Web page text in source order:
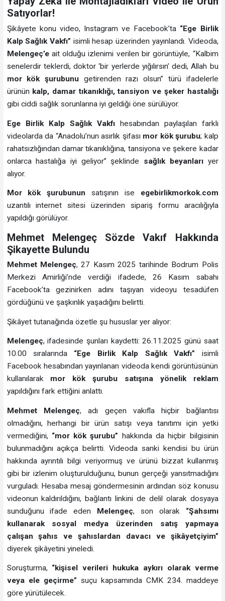
Satıyorlar!
Şikâyete konu video, Instagram ve Facebook’ta “Ege Birlik
Kalp Sağlık Vakfı” isimli hesap üzerinden yayınlandı. Videoda,
Melengeç’eait olduğu izlenimi verilen bir görüntüyle, “Kalbim
senelerdir teklerdi, doktor ‘bir yerlerde yığılırsın’ dedi, Allah bu
mor kök şurubunugetirenden razı olsun” türü ifadelerle
ürünün kalp, damar tıkanıklığı, tansiyon ve şeker hastalığı
gibi ciddi sağlık sorunlarına iyi geldiği öne sürülüyor.
Ege Birlik Kalp Sağlık Vakfıhesabından paylaşılan farklı
videolarda da “Anadolu’nun asırlık şifası mor kök şurubu; kalp
rahatsızlığından damar tıkanıklığına, tansiyona ve şekere kadar
onlarca hastalığa iyi geliyor” şeklinde sağlık beyanlarıyer
alıyor.
Mor kök şurubunun satışının ise egebirlikmorkok.com
uzantılı internet sitesi üzerinden sipariş formu aracılığıyla
yapıldığı görülüyor.
Mehmet Melengeç Sözde Vakıf Hakkında
Şikayette Bulundu
Mehmet Melengeç, 27 Kasım 2025 tarihinde Bodrum Polis
Merkezi Amirliği’nde verdiği ifadede, 26 Kasım sabahı
Facebook’ta gezinirken adını taşıyan videoyu tesadüfen
gördüğünü ve şaşkınlık yaşadığını belirtti.
Şikâyet tutanağında özetle şu hususlar yer alıyor:
Melengeç, ifadesinde şunları kaydetti: 26.11.2025 günü saat
10.00 sıralarında “Ege Birlik Kalp Sağlık Vakfı” isimli
Facebook hesabından yayınlanan videoda kendi görüntüsünün
kullanılarak mor kök şurubu satışına yönelik reklam
yapıldığını fark ettiğini anlattı.
Mehmet Melengeç, adı geçen vakıfla hiçbir bağlantısı
olmadığını, herhangi bir ürün satışı veya tanıtımı için yetki
vermediğini, “mor kök şurubu” hakkında da hiçbir bilgisinin
bulunmadığını açıkça belirtti. Videoda sanki kendisi bu ürün
hakkında ayrıntılı bilgi veriyormuş ve ürünü bizzat kullanmış
gibi bir izlenim oluşturulduğunu, bunun gerçeği yansıtmadığını
vurguladı. Hesaba mesaj göndermesinin ardından söz konusu
videonun kaldırıldığını, bağlantı linkini de delil olarak dosyaya
sunduğunu ifade eden Melengeç, son olarak “Şahsımı
kullanarak sosyal medya üzerinden satış yapmaya
çalışan şahıs ve şahıslardan davacı ve şikâyetçiyim”
diyerek şikâyetini yineledi.
Soruşturma, “kişisel verileri hukuka aykırı olarak verme
veya ele geçirme” suçu kapsamında CMK 234. maddeye
göre yürütülecek.